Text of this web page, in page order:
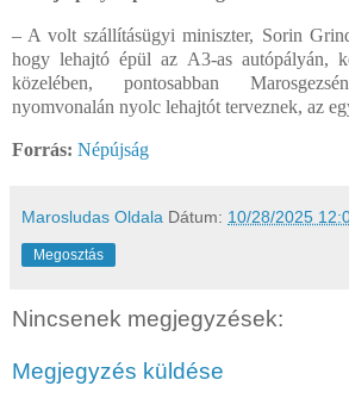
– A volt szállításügyi miniszter, Sorin
hogy lehajtó épül az A3-as autópályán,
közelében, pontosabban
nyomvonalán nyolc lehajtót terveznek, az
Forrás: Népújság
Marosludas Oldala Dátum: 10/28/2025
Megosztás
Nincsenek megjegyzések:
Megjegyzés küldése